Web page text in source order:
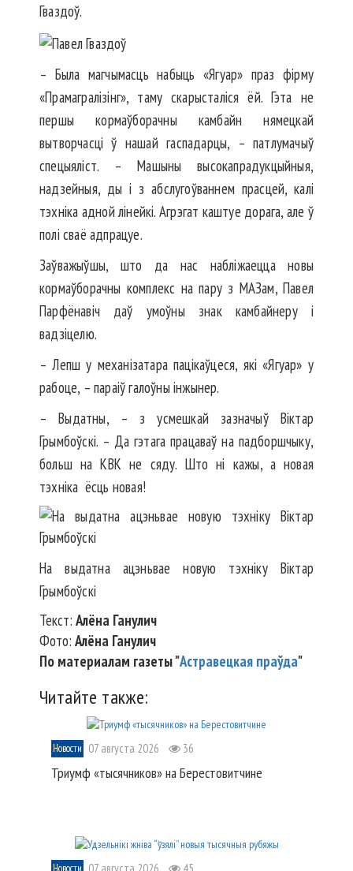
Гваздоў.
– Была магчымасць набыць «Ягуар» праз фірму
«Прамагралізінг», таму скарысталіся ёй. Гэта не
першы кормаўборачны камбайн нямецкай
вытворчасці ў нашай гаспадарцы, – патлумачыў
спецыяліст. – Машыны высокапрадукцыйныя,
надзейныя, ды і з абслугоўваннем прасцей, калі
тэхніка адной лінейкі. Агрэгат каштуе дорага, але ў
полі сваё адпрацуе.
Заўважыўшы, што да нас набліжаецца новы
кормаўборачны комплекс на пару з МАЗам, Павел
Парфёнавіч даў умоўны знак камбайнеру і
вадзіцелю.
– Лепш у механізатара пацікаўцеся, які «Ягуар» у
рабоце, – параіў галоўны інжынер.
– Выдатны, – з усмешкай зазначыў Віктар
Грымбоўскі. – Да гэтага працаваў на падборшчыку,
больш на КВК не сяду. Што ні кажы, а новая
тэхніка ёсць новая!
На выдатна ацэньвае новую тэхніку Віктар
Грымбоўскі
Текст: Алёна Ганулич
Фото: Алёна Ганулич
По материалам газеты "Астравецкая праўда"
Читайте также:
Новости 07 августа 2026 36
Триумф «тысячников» на Берестовитчине
Новости 07 августа 2026 45